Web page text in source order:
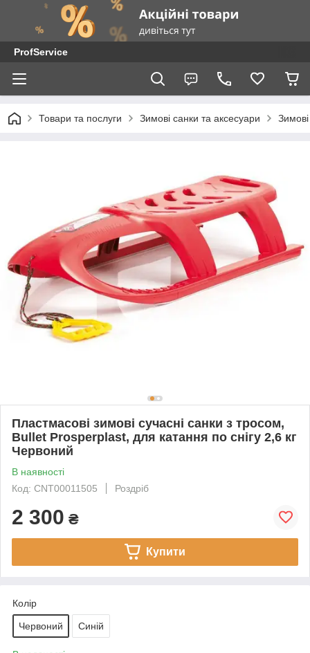
ProfService
Товари та послуги Зимові санки та аксесуари
Пластмасові зимові сучасні санки з тросом,
Bullet Prosperplast, для катання по снігу 2,6 кг
Червоний
В наявності
Код: CNT00011505
Роздріб
2 300 ₴
Купити
Колір
Червоний Синій